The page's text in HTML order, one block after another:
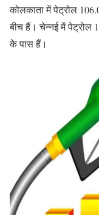
कोलकाता में पेट्रोल
बीच हैं। चेन्नई में पेट्रोल
के पास हैं।